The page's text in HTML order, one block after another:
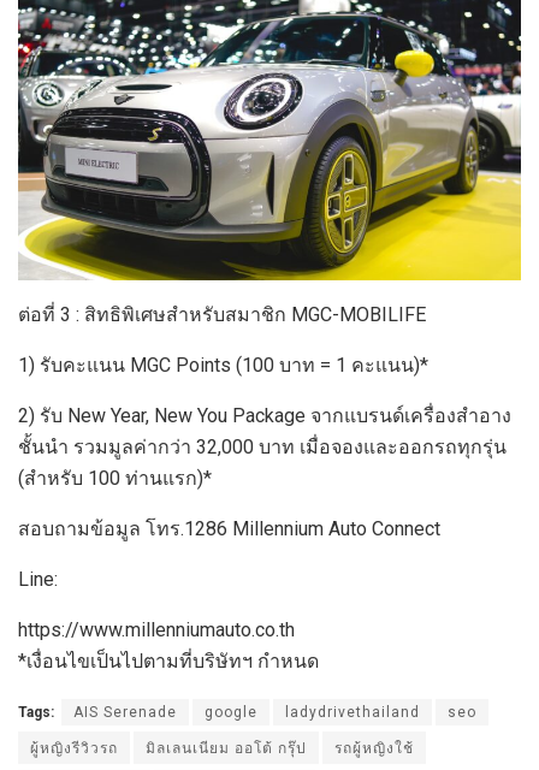
ต่อที่ 3 : สิทธิพิเศษสำหรับสมาชิก MGC-MOBILIFE
1) รับคะแนน MGC Points (100 บาท = 1 คะแนน)*
2) รับ New Year, New You Package จากแบรนด์เครื่องสำอาง
ชั้นนำ รวมมูลค่ากว่า 32,000 บาท เมื่อจองและออกรถทุกรุ่น
(สำหรับ 100 ท่านแรก)*
สอบถามข้อมูล โทร.1286 Millennium Auto Connect
Line:
https://www.millenniumauto.co.th
*เงื่อนไขเป็นไปตามที่บริษัทฯ กำหนด
Tags: AIS Serenade google ladydrivethailand seo
ผู้หญิงรีวิวรถ มิลเลนเนียม ออโต้ กรุ๊ป รถผู้หญิงใช้